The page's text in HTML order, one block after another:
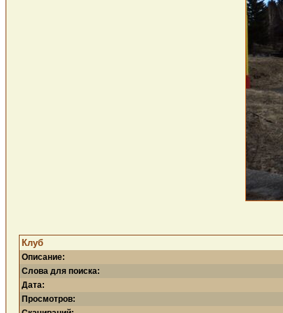
Клуб
Описание:
Слова для поиска:
Дата:
Просмотров: